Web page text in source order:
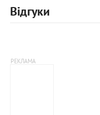
Відгуки